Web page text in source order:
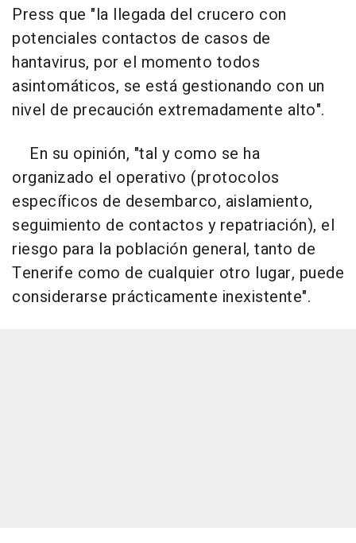
Press que "la llegada del crucero con
potenciales contactos de casos de
hantavirus, por el momento todos
asintomáticos, se está gestionando con un
nivel de precaución extremadamente alto".
En su opinión, "tal y como se ha
organizado el operativo (protocolos
específicos de desembarco, aislamiento,
seguimiento de contactos y repatriación), el
riesgo para la población general, tanto de
Tenerife como de cualquier otro lugar, puede
considerarse prácticamente inexistente".